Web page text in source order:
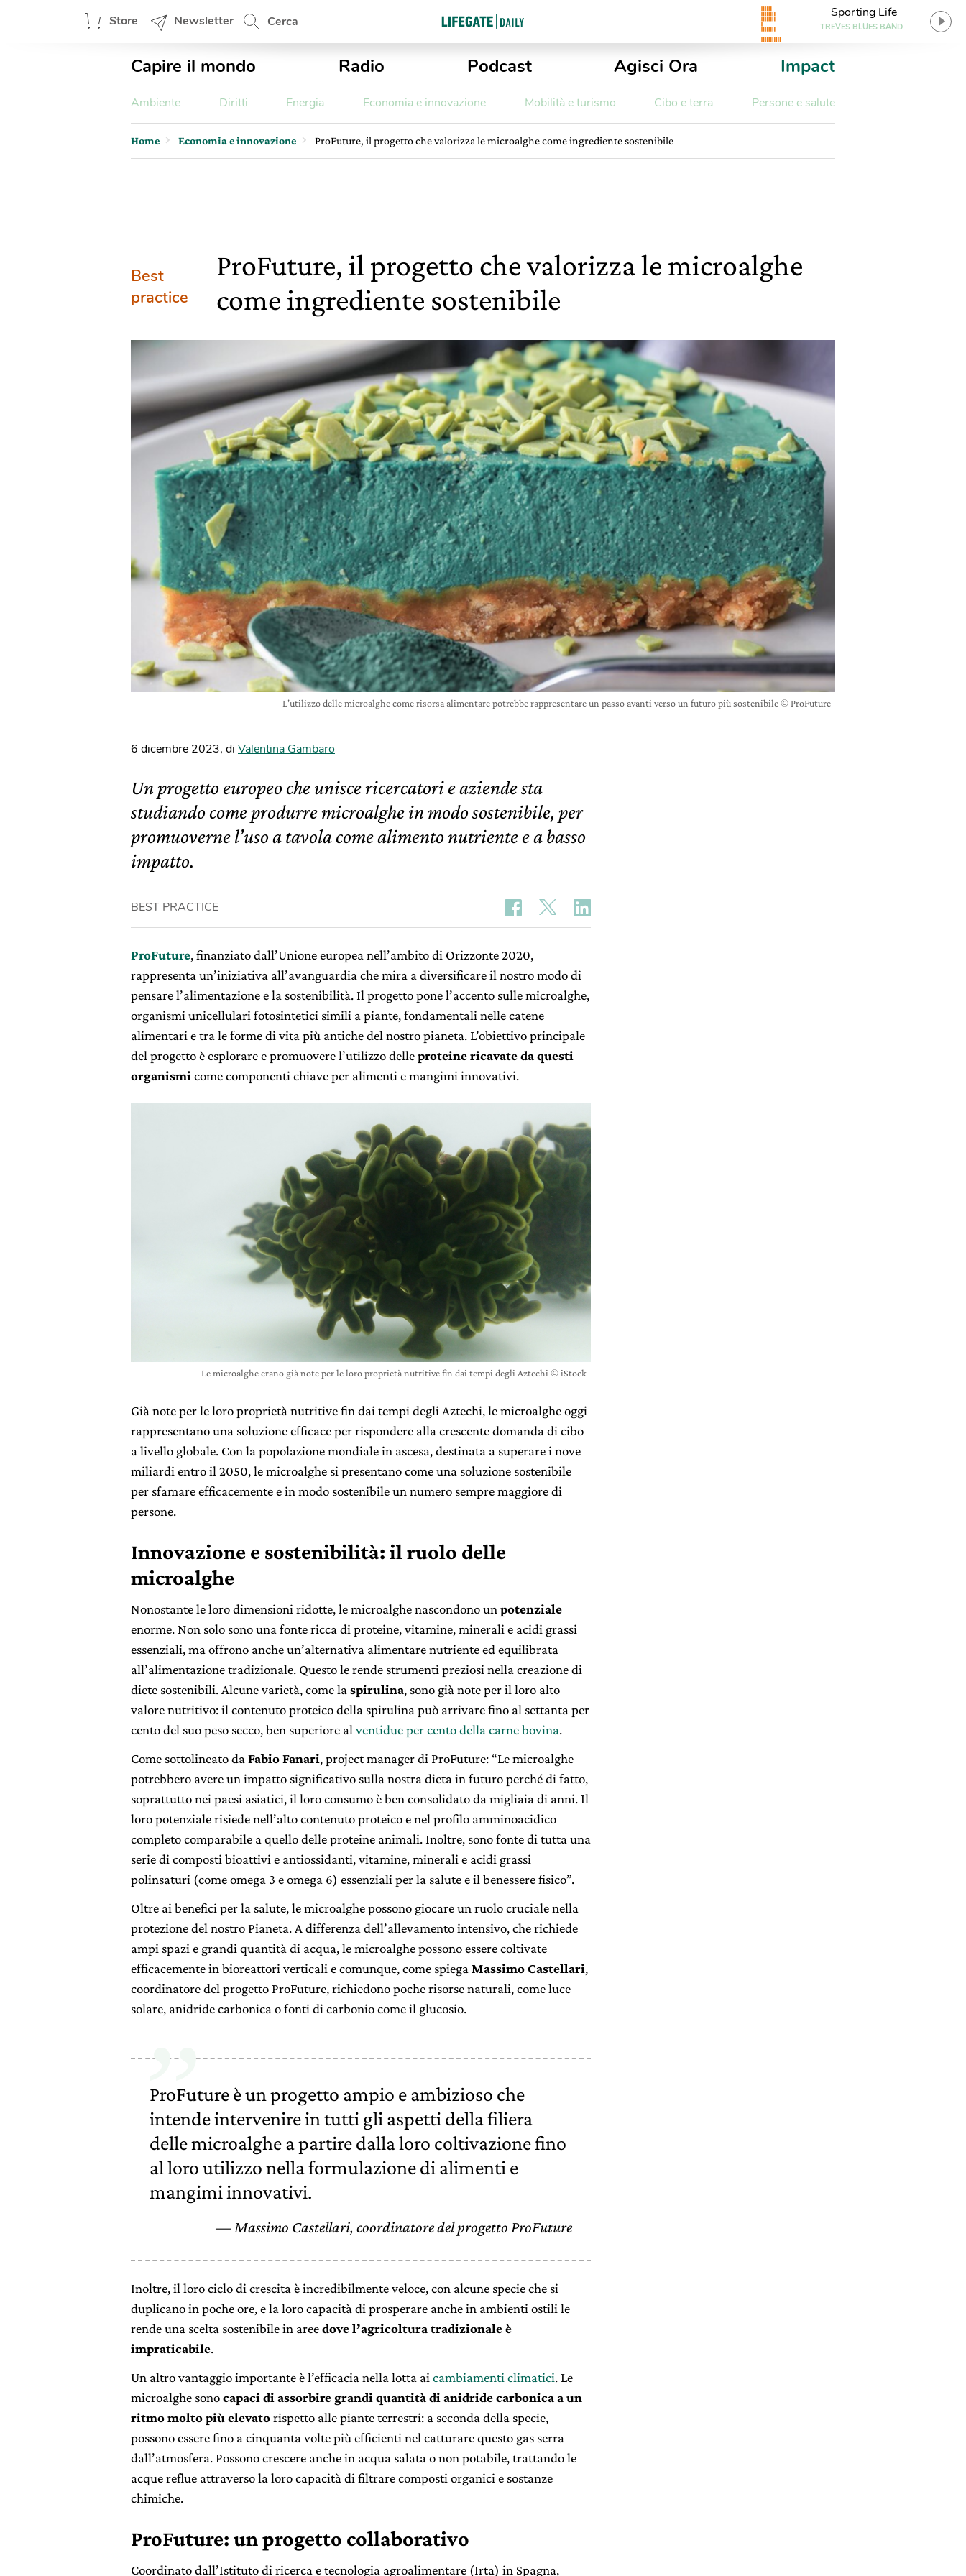
Store Newsletter Cerca
Sporting Life
TREVES BLUES BAND
Capire il mondo Radio Podcast Agisci Ora Impact
Ambiente Diritti Energia Economia e innovazione Mobilità e turismo Cibo e terra Persone e salute
Home Economia e innovazione ProFuture, il progetto che valorizza le microalghe come ingrediente sostenibile
Best
practice
ProFuture, il progetto che valorizza le microalghe
come ingrediente sostenibile
L'utilizzo delle microalghe come risorsa alimentare potrebbe rappresentare un passo avanti verso un futuro più sostenibile © ProFuture
6 dicembre 2023, di Valentina Gambaro
Un progetto europeo che unisce ricercatori e aziende sta
studiando come produrre microalghe in modo sostenibile, per
promuoverne l’uso a tavola come alimento nutriente e a basso
impatto.
BEST PRACTICE
ProFuture, finanziato dall’Unione europea nell’ambito di Orizzonte 2020,
rappresenta un’iniziativa all’avanguardia che mira a diversificare il nostro modo di
pensare l’alimentazione e la sostenibilità. Il progetto pone l’accento sulle microalghe,
organismi unicellulari fotosintetici simili a piante, fondamentali nelle catene
alimentari e tra le forme di vita più antiche del nostro pianeta. L’obiettivo principale
del progetto è esplorare e promuovere l’utilizzo delleproteine ricavate da questi
organismi come componenti chiave per alimenti e mangimi innovativi.
Le microalghe erano già note per le loro proprietà nutritive fin dai tempi degli Aztechi © iStock
Già note per le loro proprietà nutritive fin dai tempi degli Aztechi, le microalghe oggi
rappresentano una soluzione efficace per rispondere alla crescente domanda di cibo
a livello globale. Con la popolazione mondiale in ascesa, destinata a superare i nove
miliardi entro il 2050, le microalghe si presentano come una soluzione sostenibile
per sfamare efficacemente e in modo sostenibile un numero sempre maggiore di
persone.
Innovazione e sostenibilità: il ruolo delle
microalghe
Nonostante le loro dimensioni ridotte, le microalghe nascondono un potenziale
enorme. Non solo sono una fonte ricca di proteine, vitamine, minerali e acidi grassi
essenziali, ma offrono anche un’alternativa alimentare nutriente ed equilibrata
all’alimentazione tradizionale. Questo le rende strumenti preziosi nella creazione di
diete sostenibili. Alcune varietà, come la spirulina, sono già note per il loro alto
valore nutritivo: il contenuto proteico della spirulina può arrivare fino al settanta per
cento del suo peso secco, ben superiore al ventidue per cento della carne bovina.
Come sottolineato da Fabio Fanari, project manager di ProFuture: “Le microalghe
potrebbero avere un impatto significativo sulla nostra dieta in futuro perché di fatto,
soprattutto nei paesi asiatici, il loro consumo è ben consolidato da migliaia di anni. Il
loro potenziale risiede nell’alto contenuto proteico e nel profilo amminoacidico
completo comparabile a quello delle proteine animali. Inoltre, sono fonte di tutta una
serie di composti bioattivi e antiossidanti, vitamine, minerali e acidi grassi
polinsaturi (come omega 3 e omega 6) essenziali per la salute e il benessere fisico”.
Oltre ai benefici per la salute, le microalghe possono giocare un ruolo cruciale nella
protezione del nostro Pianeta. A differenza dell’allevamento intensivo, che richiede
ampi spazi e grandi quantità di acqua, le microalghe possono essere coltivate
efficacemente in bioreattori verticali e comunque, come spiega Massimo Castellari,
coordinatore del progetto ProFuture, richiedono poche risorse naturali, come luce
solare, anidride carbonica o fonti di carbonio come il glucosio.
ProFuture è un progetto ampio e ambizioso che
intende intervenire in tutti gli aspetti della filiera
delle microalghe a partire dalla loro coltivazione fino
al loro utilizzo nella formulazione di alimenti e
mangimi innovativi.
Massimo Castellari, coordinatore del progetto ProFuture
Inoltre, il loro ciclo di crescita è incredibilmente veloce, con alcune specie che si
duplicano in poche ore, e la loro capacità di prosperare anche in ambienti ostili le
rende una scelta sostenibile in areedove l’agricoltura tradizionale è
impraticabile.
Un altro vantaggio importante è l’efficacia nella lotta ai cambiamenti climatici. Le
microalghe sonocapaci di assorbire grandi quantità di anidride carbonica a un
ritmo molto più elevatorispetto alle piante terrestri: a seconda della specie,
possono essere fino a cinquanta volte più efficienti nel catturare questo gas serra
dall’atmosfera. Possono crescere anche in acqua salata o non potabile, trattando le
acque reflue attraverso la loro capacità di filtrare composti organici e sostanze
chimiche.
ProFuture: un progetto collaborativo
Coordinato dall’Istituto di ricerca e tecnologia agroalimentare (Irta) in Spagna,